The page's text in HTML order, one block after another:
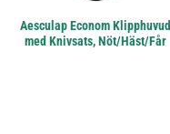
Aesculap Econom Klipphuvud
med Knivsats, Nöt/Häst/Får